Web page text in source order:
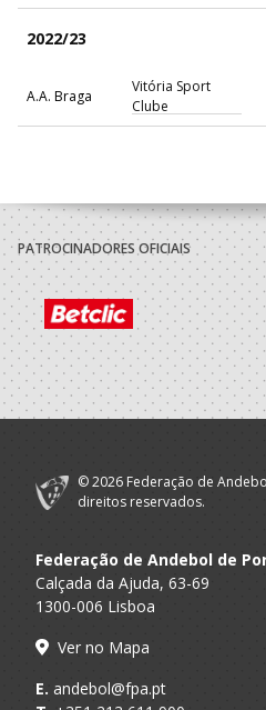
2022/23
A.A. Braga
Vitória Sport
Clube
A.A. Braga
CLUBE
DESPORTIVO
XICO ANDEBOL
2020/21
A.A. Braga
CLUBE
DESPORTIVO
XICO ANDEBOL
A.A. Braga
CLUBE
DESPORTIVO
2018/19
A.A. Braga
CLUBE
XICO ANDEBOL
PATROCINADORES OFICIAIS
© 2026 Federação de
direitos reservados.
Federação de Andebol de
Calçada da Ajuda, 63-69
1300-006 Lisboa
Ver no Mapa
E. andebol@fpa.pt